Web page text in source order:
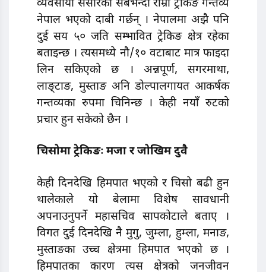
व्यवसायी संसारको सबैभन्दा राम्रो ट्रेकिङ गन्तव्य
नेपाल भएको दाबी गर्छन् । नेपालमा अझै पनि
दुई सय ५० जति सम्भावित ट्रेकिङ क्षेत्र रहेका
बताइन्छ । त्यसमध्ये नौ/१० वटाबाट मात्र फाइदा
लिन सकिएको छ । अन्नपूर्ण, सगरमाथा,
लाङ्टाङ, मुस्ताङ अनि डोल्पालगायत आकर्षक
गन्तव्यका रुपमा चिनिन्छ । केही नयाँ रुटको
प्रचार हुन सकेको छैन ।
चिसोमा ट्रेकिङः मजा र जोखिम दुवै
केही दिनदेखि हिमपात भएको र चिसो बढी हुन
थालेकाले यो बेलामा विशेष सावधानी
अपनाउनुपर्ने महासचिव सापकोटाले बताए ।
विगत दुई दिनदेखि नै मुगु, जुम्ला, हुम्ला, मनाङ,
मुस्ताङका उच्च क्षेत्रमा हिमपात भएको छ ।
हिमपातका कारण त्यस क्षेत्रको जनजीवन